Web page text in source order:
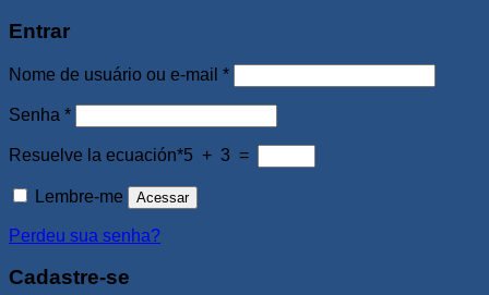
Entrar
Nome de usuário ou e-mail *Obrigatório
Senha *Obrigatório
Resuelve la ecuación*5 + 3 =
Lembre-me Acessar
Perdeu sua senha?
Cadastre-se